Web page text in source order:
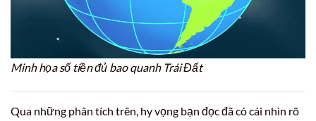
Minh họa số tiền đủ bao quanh Trái Đất
Qua những phân tích trên, hy vọng bạn đọc đã có cái nhìn rõ